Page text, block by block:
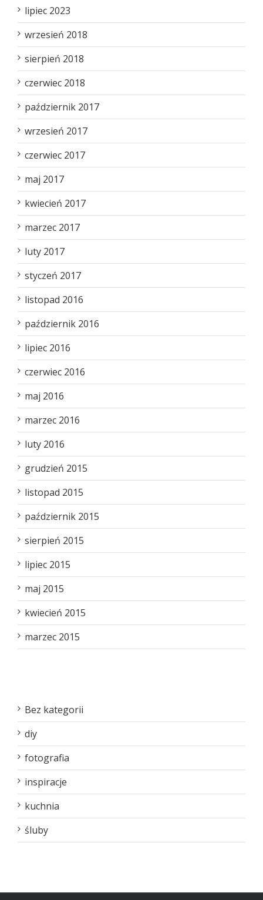
lipiec 2023
wrzesień 2018
sierpień 2018
czerwiec 2018
październik 2017
wrzesień 2017
czerwiec 2017
maj 2017
kwiecień 2017
marzec 2017
luty 2017
styczeń 2017
listopad 2016
październik 2016
lipiec 2016
czerwiec 2016
maj 2016
marzec 2016
luty 2016
grudzień 2015
listopad 2015
październik 2015
sierpień 2015
lipiec 2015
maj 2015
kwiecień 2015
marzec 2015
Bez kategorii
diy
fotografia
inspiracje
kuchnia
śluby